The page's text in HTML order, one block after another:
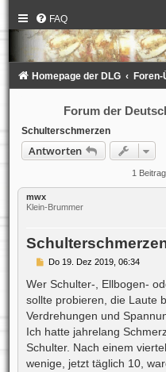
FAQ
Homepage der DLG
Forum der
Schulterschmerzen
Antworten
1
mwx
Klein-Brummer
B
i
r
a
g
Do 19. Dez 2019, 06:34
Wer Schulter-, Ellbogen-
sollte probieren, die Laute
Verdrehungen und
Ich hatte jahrelang
Schulter. Nach einem
wenige, jetzt täglich 10,